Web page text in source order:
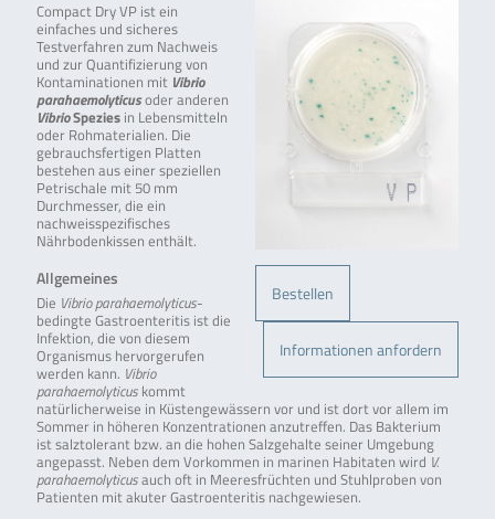
Bestellen
Informationen anfordern
Compact Dry VP ist ein
einfaches und sicheres
Testverfahren zum Nachweis
und zur Quantifizierung von
Kontaminationen mit Vibrio
parahaemolyticusoder anderen
VibrioSpeziesin Lebensmitteln
oder Rohmaterialien. Die
gebrauchsfertigen Platten
bestehen aus einer speziellen
Petrischale mit 50 mm
Durchmesser, die ein
nachweisspezifisches
Nährbodenkissen enthält.
Allgemeines
Die Vibrio parahaemolyticus-
bedingte Gastroenteritis ist die
Infektion, die von diesem
Organismus hervorgerufen
werden kann. Vibrio
parahaemolyticuskommt
natürlicherweise in Küstengewässern vor und ist dort vor allem im
Sommer in höheren Konzentrationen anzutreffen. Das Bakterium
ist salztolerant bzw. an die hohen Salzgehalte seiner Umgebung
angepasst. Neben dem Vorkommen in marinen Habitaten wird V.
parahaemolyticusauch oft in Meeresfrüchten und Stuhlproben von
Patienten mit akuter Gastroenteritis nachgewiesen.